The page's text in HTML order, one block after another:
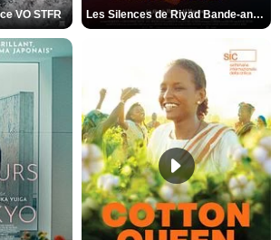
VO STFR Les Silences de Riyad Bande-annonce VO STFR